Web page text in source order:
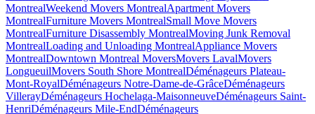
MontrealWeekend Movers MontrealApartment Movers
MontrealFurniture Movers MontrealSmall Move Movers
MontrealFurniture Disassembly MontrealMoving Junk Removal
MontrealLoading and Unloading MontrealAppliance Movers
MontrealDowntown Montreal MoversMovers LavalMovers
LongueuilMovers South Shore MontrealDéménageurs Plateau-
Mont-RoyalDéménageurs Notre-Dame-de-GrâceDéménageurs
VillerayDéménageurs Hochelaga-MaisonneuveDéménageurs Saint-
HenriDéménageurs Mile-EndDéménageurs